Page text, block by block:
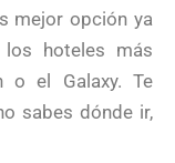
mejor opción ya
hoteles más
o el Galaxy. Te
sabes dónde ir,